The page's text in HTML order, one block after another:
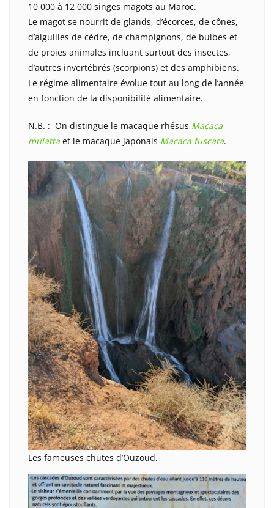
10 000 à 12 000 singes magots au Maroc.
Le magot se nourrit de glands, d’écorces, de cônes,
d’aiguilles de cèdre, de champignons, de bulbes et
de proies animales incluant surtout des insectes,
d’autres invertébrés (scorpions) et des amphibiens.
Le régime alimentaire évolue tout au long de l’année
en fonction de la disponibilité alimentaire.
N.B. : On distingue le macaque rhésus Macaca
mulatta et le macaque japonais Macaca fuscata.
Les fameuses chutes d’Ouzoud.